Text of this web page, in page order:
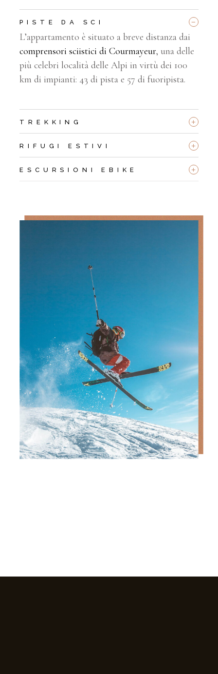
PISTE DA SCI _
L’appartamento è situato a breve distanza dai
comprensori sciistici di Courmayeur, una delle
più celebri località delle Alpi in virtù dei 100
km di impianti: 43 di pista e 57 di fuoripista.
TREKKING +
RIFUGI ESTIVI +
ESCURSIONI EBIKE +